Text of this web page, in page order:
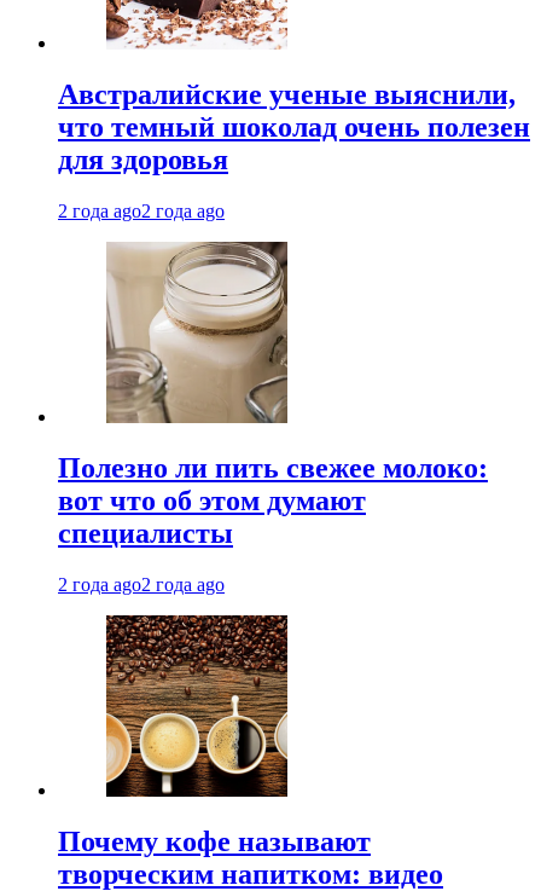
Австралийские ученые выяснили,
что темный шоколад очень полезен
для здоровья
2 года ago2 года ago
Полезно ли пить свежее молоко:
вот что об этом думают
специалисты
2 года ago2 года ago
Почему кофе называют
творческим напитком: видео